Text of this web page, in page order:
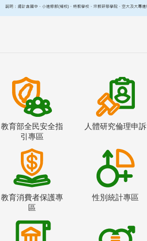
教育部全民安全指
引專區
人體研究倫理申訴
教育消費者保護專
區
性別統計專區